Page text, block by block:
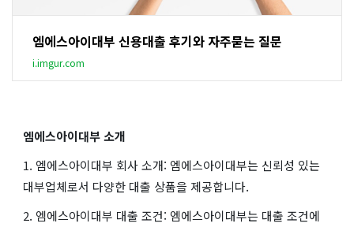
엠에스아이대부 신용대출 후기와 자주묻는 질문
i.imgur.com
엠에스아이대부 소개
1. 엠에스아이대부 회사 소개: 엠에스아이대부는 신뢰성 있는
대부업체로서 다양한 대출 상품을 제공합니다.
2. 엠에스아이대부 대출 조건: 엠에스아이대부는 대출 조건에